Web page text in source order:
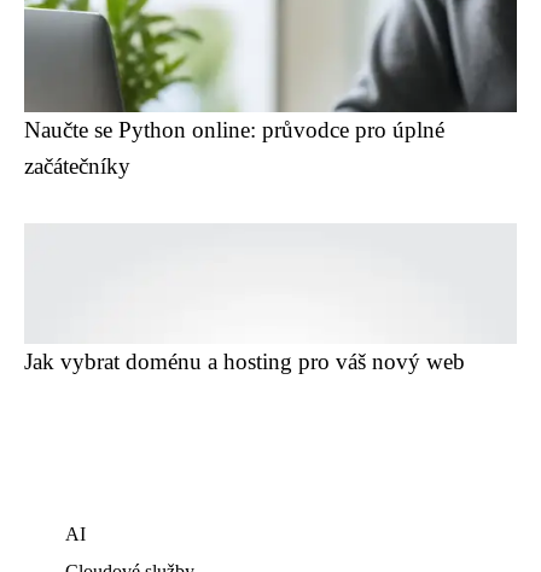
Naučte se Python online: průvodce pro úplné
začátečníky
Jak vybrat doménu a hosting pro váš nový web
AI